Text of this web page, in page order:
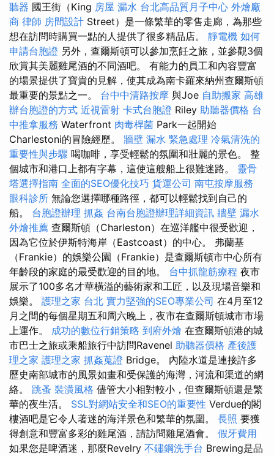
聽器 國王街（King 房屋 漏水 台北高品質月子中心 外燴廠
商 律師 房間設計 Street）是一條繁華的零售走廊，為那些
想在訪問時購買一點的人提供了很多精品店。 靜電機 如何
申請台胞證 另外，查爾斯頓可以參加烹飪之旅，並參觀3個
欣賞其美麗雞尾酒的不同酒吧。 有能力的員工和內容豐富
的場景提供了寶貴的見解，使其成為南卡羅來納州查爾斯頓
最重要的景點之一。 台中中清路按摩 與Joe 自助搬家 高雄
辦台胞證的方式 近視雷射 卡式台胞證 Riley 助聽器價格 台
中推拿服務 Waterfront 肉毒桿菌 Park一起開始
Charlestoni的冒險經歷。 牆壁 漏水 緊急處理 冷氣清洗的
重要性與步驟 喝咖啡，享受輕鬆的氛圍和壯麗的景色。 整
個城市和港口上都有字幕，這使這艘船上很難迷路。 靈骨
塔選擇指南 全面的SEO優化技巧 貨運公司 南屯按摩服務
眼科診所 無論您選擇哪種路徑，都可以輕鬆找到自己的
船。 台胞證辦理 抓姦 台南台胞證辦理詳細資訊 牆壁 漏水
外燴推薦 查爾斯頓（Charleston）在巡洋艦中很受歡迎，
因為它位於伊斯特海岸（Eastcoast）的中心。 弗蘭基
（Frankie）的娛樂公園（Frankie）是查爾斯頓市中心所有
年齡段的家庭的最受歡迎的目的地。 台中抓龍筋療程 夜市
展示了100多名才華橫溢的藝術家和工匠，以及現場音樂和
娛樂。 護理之家 台北 實力堅強的SEO專業公司 在4月至12
月之間的每個星期五和周六晚上，夜市在查爾斯頓城市市場
上運作。 成功的數位行銷策略 到府外燴 在查爾斯頓港的城
市巴士之旅或乘船旅行中訪問Ravenel 助聽器價格 產後護
理之家 護理之家 抓姦蒐證 Bridge。 內陸水道是連接許多
歷史南部城市的風景如畫和受保護的海灣，河流和渠道的網
絡。 跳蚤 裝潢風格 儘管大小相對較小，但查爾斯頓還是繁
華的夜生活。 SSL對網站安全和SEO的重要性 Verdue的閣
樓酒吧是它令人著迷的海洋景色和繁華的氛圍。 長照 要獲
得創意和豐富多彩的雞尾酒，請訪問雞尾酒會。 假牙費用
如果您是啤酒迷，那麼Revelry 不鏽鋼洗手台 Brewing是品